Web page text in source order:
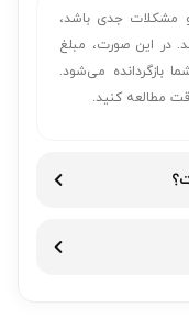
مشکلات جدی باشد،
این صورت، مبلغ
می‌شود.
مطالعه کنید.